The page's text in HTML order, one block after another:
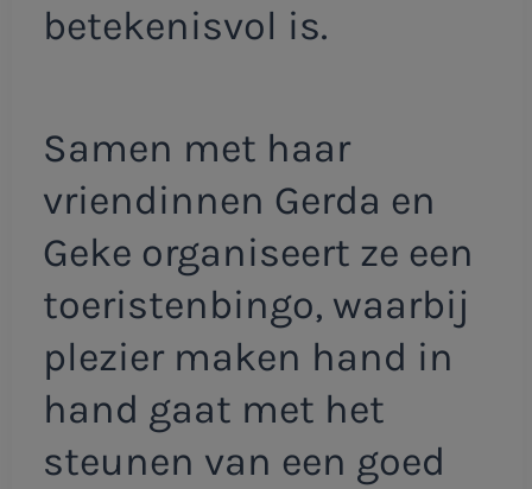
betekenisvol is.
Samen met haar
vriendinnen Gerda en
Geke organiseert ze een
toeristenbingo, waarbij
plezier maken hand in
hand gaat met het
steunen van een goed